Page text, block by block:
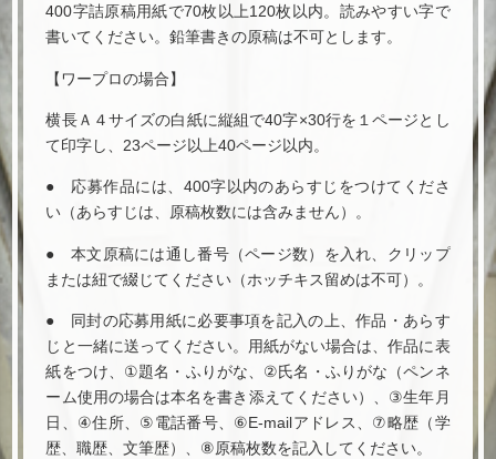
400字詰原稿用紙で70枚以上120枚以内。読みやすい字で
書いてください。鉛筆書きの原稿は不可とします。
【ワープロの場合】
横長Ａ４サイズの白紙に縦組で40字×30行を１ページとし
て印字し、23ページ以上40ページ以内。
● 応募作品には、400字以内のあらすじをつけてくださ
い（あらすじは、原稿枚数には含みません）。
● 本文原稿には通し番号（ページ数）を入れ、クリップ
または紐で綴じてください（ホッチキス留めは不可）。
● 同封の応募用紙に必要事項を記入の上、作品・あらす
じと一緒に送ってください。用紙がない場合は、作品に表
紙をつけ、①題名・ふりがな、②氏名・ふりがな（ペンネ
ーム使用の場合は本名を書き添えてください）、③生年月
日、④住所、⑤電話番号、⑥E-mailアドレス、⑦略歴（学
歴、職歴、文筆歴）、⑧原稿枚数を記入してください。